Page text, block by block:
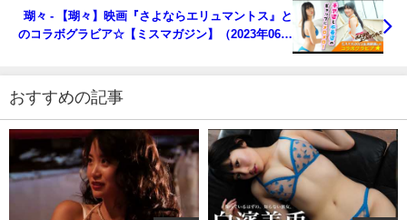
瑚々 - 【瑚々】映画『さよならエリュマントス』と
のコラボグラビア☆【ミスマガジン】（2023年06月
おすすめの記事